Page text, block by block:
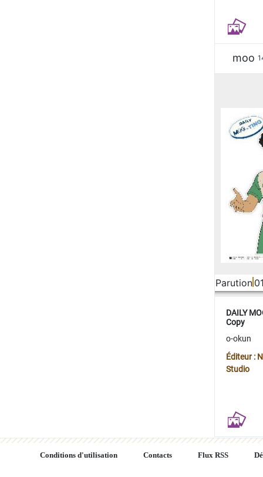
moo
Parution
DAILY
Copy
o-okun
Éditeur :
Studio
Conditions d'utilisation Contacts Flux RSS